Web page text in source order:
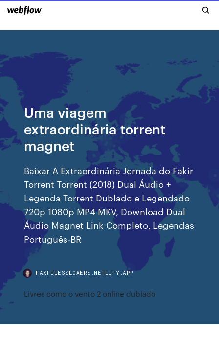
Uma viagem
extraordinária torrent
magnet
Baixar A Extraordinária Jornada do Fakir
Torrent Torrent (2018) Dual Áudio +
Legenda Torrent Dublado e Legendado
720p 1080p MP4 MKV, Download Dual
Áudio Magnet Link Completo, Legendas
Português-BR
FAXFILESZLOAERE.NETLIFY.APP
Livres como o vento 2 online dublado